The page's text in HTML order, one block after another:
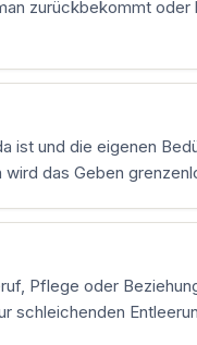
zurückbekommt
ist und die eigenen
wird das Geben
Pflege oder
schleichenden